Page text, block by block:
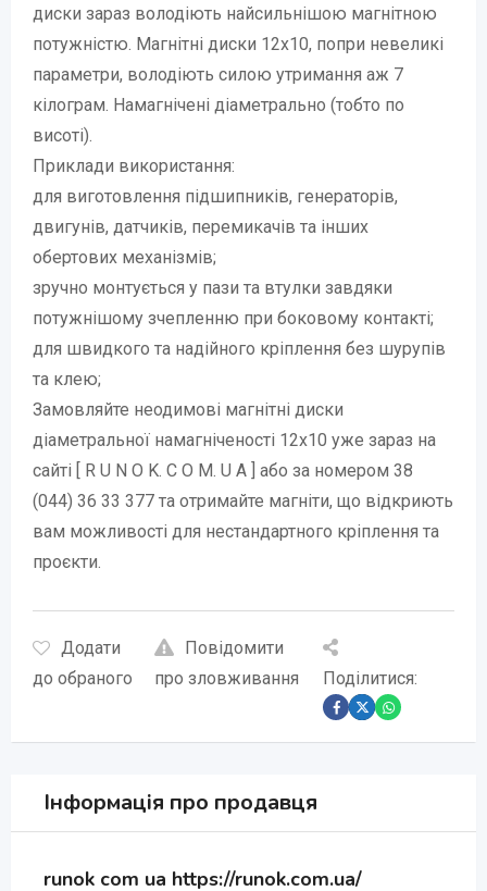
диски зараз володіють найсильнішою магнітною
потужністю. Магнітні диски 12х10, попри невеликі
параметри, володіють силою утримання аж 7
кілограм. Намагнічені діаметрально (тобто по
висоті).
Приклади використання:
для виготовлення підшипників, генераторів,
двигунів, датчиків, перемикачів та інших
обертових механізмів;
зручно монтується у пази та втулки завдяки
потужнішому зчепленню при боковому контакті;
для швидкого та надійного кріплення без шурупів
та клею;
Замовляйте неодимові магнітні диски
діаметральної намагніченості 12х10 уже зараз на
сайті [ R U N O K. C O M. U A ] або за номером 38
(044) 36 33 377 та отримайте магніти, що відкриють
вам можливості для нестандартного кріплення та
проєкти.
Додати
до обраного
Повідомити
про зловживання
Поділитися:
Інформація про продавця
runok com ua https://runok.com.ua/